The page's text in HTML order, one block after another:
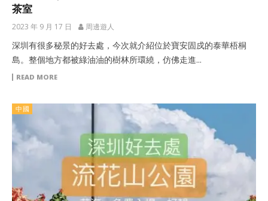
茶室
2023 年 9 月 17 日 周邊遊人
深圳有很多秘景的好去處，今次就介紹位於寶安固戍的泰華梧桐
島。整個地方都被綠油油的樹林所環繞，仿佛走進...
READ MORE
中國